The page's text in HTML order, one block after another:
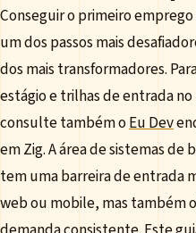
Conseguir o primeiro
um dos passos mais
dos mais transformadores.
estágio e trilhas de entrada
consulte também oEu Dev
em Zig. A área de sistemas de
tem uma barreira de entrada
web ou mobile, mas também